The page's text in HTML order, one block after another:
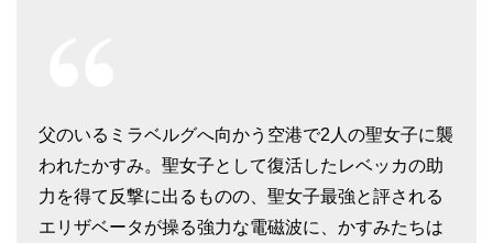
父のいるミラベルグへ向かう空港で2人の聖女子に襲
われたかすみ。聖女子として復活したレベッカの助
力を得て反撃に出るものの、聖女子最強と評される
エリザベータが操る強力な電磁波に、かすみたちは